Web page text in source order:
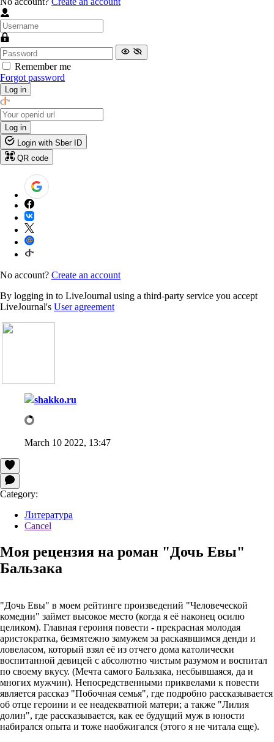
Remember me
Forgot password
Log in
Log in
Login with Sber ID
QR code
No account? Create an account
By logging in to LiveJournal using a third-party service you accept
LiveJournal's User agreement
shakko.ru
March 10 2022, 13:47
Category:
Литература
Cancel
Моя рецензия на роман "Дочь Евы"
Бальзака
"Дочь Евы" в моем рейтинге произведений "Человеческой
комедии" займет высокое место (когда я её наконец осилю
целиком). Главная героиня повести - прекрасная молодая
аристократка, безмятежно замужем за раскаявшимся денди и
ловеласом, который взял её из отчего дома католически
воспитанной девицей с абсолютно чистым разумом и воспитал
по своему вкусу. (Мечта самого Бальзака, несбывшаяся, да и
многих мужчин). Непосредственными приквелами к повести
является рассказ "Побочная семья", где подробно рассказывается
об отце героини и ее неадекватной матери; а также "Лилия
долин", где рассказывается, как ее будущий муж в юности
набирался опыта и тоже наобжигался (этого я не читала еще).